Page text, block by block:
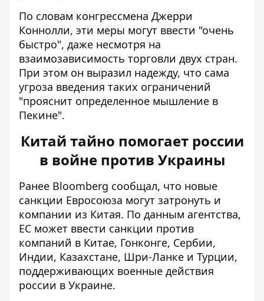
По словам конгрессмена Джерри
Коннолли, эти меры могут ввести "очень
быстро", даже несмотря на
взаимозависимость торговли двух стран.
При этом он выразил надежду, что сама
угроза введения таких ограничений
"прояснит определенное мышление в
Пекине".
Китай тайно помогает россии
в войне против Украины
Ранее Bloomberg сообщал, что новые
санкции Евросоюза могут затронуть и
компании из Китая. По данным агентства,
ЕС может ввести санкции против
компаний в Китае, Гонконге, Сербии,
Индии, Казахстане, Шри-Ланке и Турции,
поддерживающих военные действия
россии в Украине.